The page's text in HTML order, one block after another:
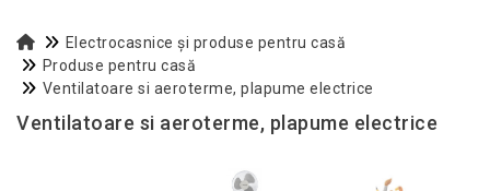
Electrocasnice și produse pentru casă
Produse pentru casă
Ventilatoare si aeroterme, plapume electrice
Ventilatoare si aeroterme, plapume electrice